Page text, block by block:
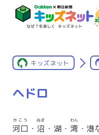
キッズネット
ヘドロ
河口
かこう
・ 沼
ぬま
・湖・ 湾
わん
・港